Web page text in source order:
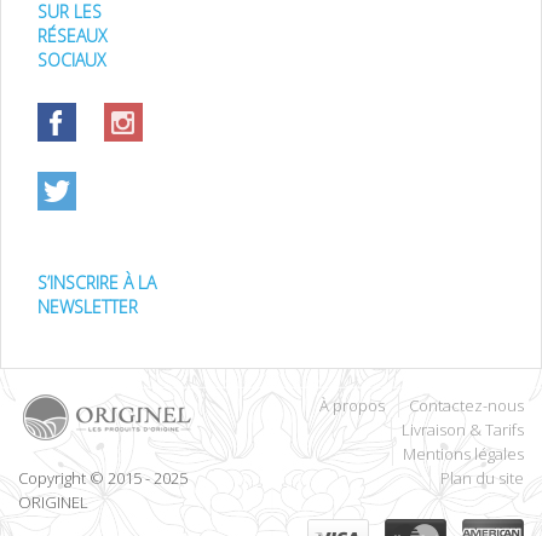
SUR LES
RÉSEAUX
SOCIAUX
S’INSCRIRE À LA
NEWSLETTER
Copyright © 2015 - 2025
ORIGINEL
À propos
Contactez-nous
Livraison & Tarifs
Mentions légales
Plan du site